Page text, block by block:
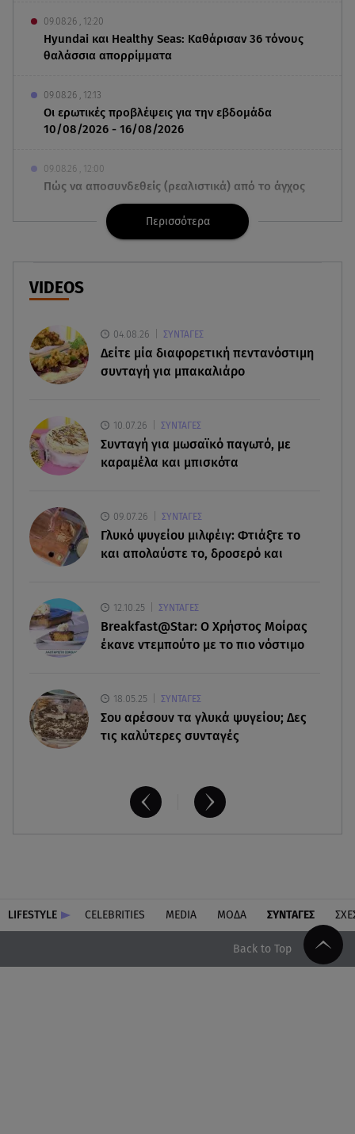
09.08.26 , 12:20
Hyundai και Healthy Seas: Καθάρισαν 36 τόνους
θαλάσσια απορρίμματα
09.08.26 , 12:13
Οι ερωτικές προβλέψεις για την εβδομάδα
10/08/2026 - 16/08/2026
09.08.26 , 12:00
Πώς να αποσυνδεθείς (ρεαλιστικά) από το άγχος
στις διακοπές
Διακοπές στην Κρήτη κάνει ο πρωθυπουργός
09.08.26 , 11:48
της Νταίζη - Η ανάρτηση
09.08.26 , 11:38
09.08.26 , 11:23
Μεθυσμένη οδηγός σκότωσε νύφη τη μέρα του
09.08.26 , 11:12
Αλέξανδρος Τσουβέλας για Εύα Καρύδη: «Θα το
έκανα 500 φορές»
Μπαμπάς για δεύτερη φορά ο Γιάννης
Κωνσταντέλιας
Περισσότερα
VIDEOS
04.08.26 ΣΥΝΤΑΓΕΣ
Δείτε μία διαφορετική πεντανόστιμη
συνταγή για μπακαλιάρο
10.07.26 ΣΥΝΤΑΓΕΣ
Συνταγή για μωσαϊκό παγωτό, με
καραμέλα και μπισκότα
09.07.26 ΣΥΝΤΑΓΕΣ
Γλυκό ψυγείου μιλφέιγ: Φτιάξτε το
και απολαύστε το, δροσερό και
12.10.25 ΣΥΝΤΑΓΕΣ
Breakfast@Star: O Xρήστος Μοίρας
έκανε ντεμπούτο με το πιο νόστιμο
18.05.25 ΣΥΝΤΑΓΕΣ
Σου αρέσουν τα γλυκά ψυγείου; Δες
τις καλύτερες συνταγές
LIFESTYLE CELEBRITIES MEDIA ΜΟΔΑ ΣΥΝΤΑΓΕΣ
Back to Top